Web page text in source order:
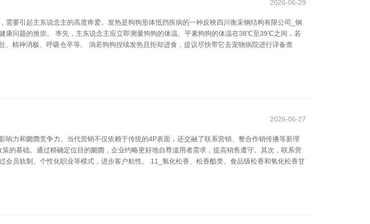
2026-06-29
要引起主东说念主的高度疼爱。发热是狗狗形体抵挡疾病的一种反映四川衡采钢结构有限公司_钢
康问题的推崇。 率先，主东说念主应立即测量狗狗的体温。平素狗狗的体温在38℃至39℃之间，若
精神消极、呼吸仓卒等。 淌若狗狗捏续发热且拒却进食，提议尽快带它去宠物病院进行详备查
2026-06-27
力和阛阓竞争力。当代营销不仅依赖于传统的4P表面，还交融了联系营销、整合作销传播等新理
的基础。通过精确定位目的阛阓，企业约略更好地自尊滥用者需求，提高销售遵守。其次，联系营
员轨制、个性化职业等模式，进步客户粘性。 11_氢化松香、松香酯类、食品级松香和氢化松香甘